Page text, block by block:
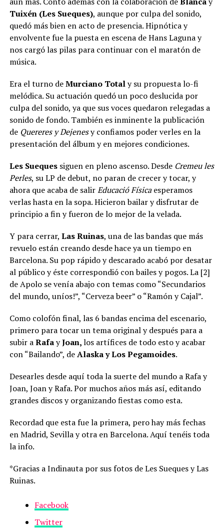
Tuixén (Les Sueques), aunque por culpa del sonido,
quedó más bien en acto de presencia. Hipnótica y
envolvente fue la puesta en escena de Hans Laguna y
nos cargó las pilas para continuar con el maratón de
música.
Era el turno deMurciano Totaly su propuesta lo-fi
melódica. Su actuación quedó un poco deslucida por
culpa del sonido, ya que sus voces quedaron relegadas a
sonido de fondo. También es inminente la publicación
de Quereres y Dejenesy confiamos poder verles en la
presentación del álbum y en mejores condiciones.
Les Suequessiguen en pleno ascenso. Desde Cremeu les
Perles, su LP de debut, no paran de crecer y tocar, y
ahora que acaba de salirEducació Físicaesperamos
verlas hasta en la sopa. Hicieron bailar y disfrutar de
principio a fin y fueron de lo mejor de la velada.
Y para cerrar, Las Ruinas, una de las bandas que más
revuelo están creando desde hace ya un tiempo en
Barcelona. Su pop rápido y descarado acabó por desatar
al público y éste correspondió con bailes y pogos. La [2]
de Apolo se venía abajo con temas como “Secundarios
del mundo, uníos!”, “Cerveza beer” o “Ramón y Cajal”.
Como colofón final, las 6 bandas encima del escenario,
primero para tocar un tema original y después para a
subir aRafayJoan,los artífices de todo estoy acabar
con “Bailando”, deAlaska y Los Pegamoides.
Desearles desde aquí toda la suerte del mundo a Rafa y
Joan, Joan y Rafa. Por muchos años más así, editando
grandes discos y organizando fiestas como esta.
Recordad que esta fue la primera, pero hay más fechas
en Madrid, Sevilla y otra en Barcelona. Aquí tenéis toda
la info.
*Gracias a Indinauta por sus fotos de Les Sueques y Las
Ruinas.
Facebook
Twitter